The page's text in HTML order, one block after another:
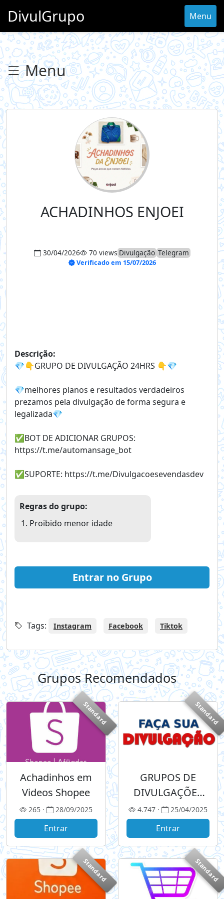
DivulGrupo Menu
Menu
ACHADINHOS ENJOEI
30/04/2026 70 views Divulgação Telegram
Verificado em 15/07/2026
Descrição:
💎👇GRUPO DE DIVULGAÇÃO 24HRS 👇💎
💎melhores planos e resultados verdadeiros
prezamos pela divulgação de forma segura e
legalizada💎
✅️BOT DE ADICIONAR GRUPOS:
https://t.me/automansage_bot
✅️SUPORTE: https://t.me/Divulgacoesevendasdev
Regras do grupo:
Proibido menor idade
Entrar no Grupo
Tags: Instagram Facebook Tiktok
Grupos Recomendados+
Standard
Achadinhos em
Videos Shopee
265 · 28/09/2025
Entrar
Standard
GRUPOS DE
DIVULGAÇÕES
NO TELEGRAM
4.747 · 25/04/2025
Entrar
Standard Standard